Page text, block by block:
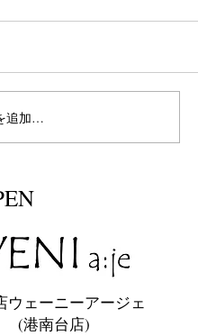
逆らわないカラー
追加…
ウェーニーアージェ
​(港南台店)